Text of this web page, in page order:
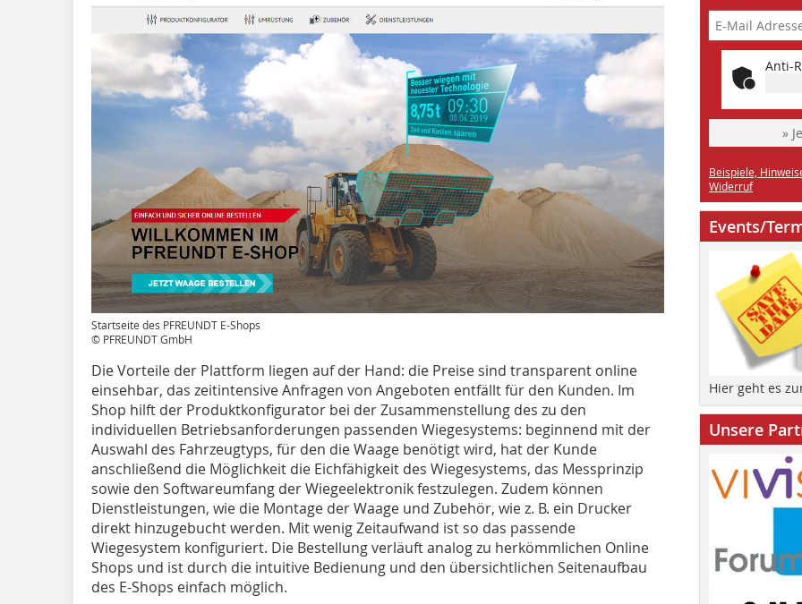
Startseite des PFREUNDT E-Shops
© PFREUNDT GmbH
Die Vorteile der Plattform liegen auf der Hand: die Preise sind transparent online
einsehbar, das zeitintensive Anfragen von Angeboten entfällt für den Kunden. Im
Shop hilft der Produktkonfigurator bei der Zusammenstellung des zu den
individuellen Betriebsanforderungen passenden Wiegesystems: beginnend mit der
Auswahl des Fahrzeugtyps, für den die Waage benötigt wird, hat der Kunde
anschließend die Möglichkeit die Eichfähigkeit des Wiegesystems, das Messprinzip
sowie den Softwareumfang der Wiegeelektronik festzulegen. Zudem können
Dienstleistungen, wie die Montage der Waage und Zubehör, wie z. B. ein Drucker
direkt hinzugebucht werden. Mit wenig Zeitaufwand ist so das passende
Wiegesystem konfiguriert. Die Bestellung verläuft analog zu herkömmlichen Online
Shops und ist durch die intuitive Bedienung und den übersichtlichen Seitenaufbau
des E-Shops einfach möglich.
Anti-
»
Beispiele,
Widerruf
Events/
Hier geht es
Unsere